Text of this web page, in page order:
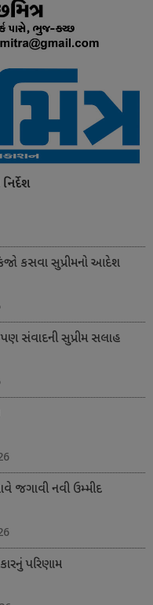
કસવા સુપ્રીમનો આદેશ
સંવાદની સુપ્રીમ સલાહ
જગાવી નવી ઉમ્મીદ
પરિણામ